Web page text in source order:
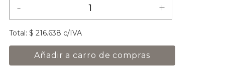
- +
Total: $ 216.638 c/IVA
Añadir a carro de compras